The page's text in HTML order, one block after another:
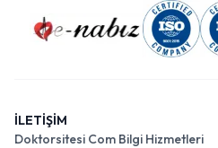
İLETİŞİM
Doktorsitesi Com Bilgi Hizmetleri